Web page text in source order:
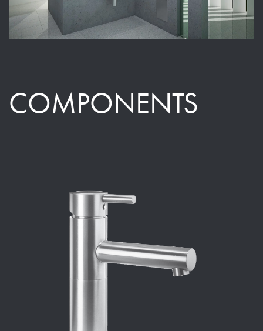
COMPONENTS